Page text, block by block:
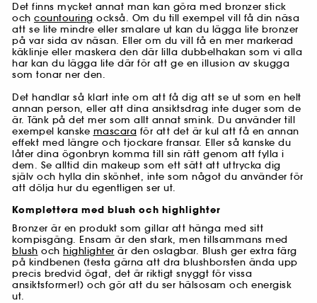
Det finns mycket annat man kan göra med bronzer stick
och countouring också. Om du till exempel vill få din näsa
att se lite mindre eller smalare ut kan du lägga lite bronzer
på var sida av näsan. Eller om du vill få en mer markerad
käklinje eller maskera den där lilla dubbelhakan som vi alla
har kan du lägga lite där för att ge en illusion av skugga
som tonar ner den.
Det handlar så klart inte om att få dig att se ut som en helt
annan person, eller att dina ansiktsdrag inte duger som de
är. Tänk på det mer som allt annat smink. Du använder till
exempel kanske mascara för att det är kul att få en annan
effekt med längre och tjockare fransar. Eller så kanske du
låter dina ögonbryn komma till sin rätt genom att fylla i
dem. Se alltid din makeup som ett sätt att uttrycka dig
själv och hylla din skönhet, inte som något du använder för
att dölja hur du egentligen ser ut.
Komplettera med blush och highlighter
Bronzer är en produkt som gillar att hänga med sitt
kompisgäng. Ensam är den stark, men tillsammans med
blush och highlighter är den oslagbar. Blush ger extra färg
på kindbenen (testa gärna att dra blushborsten ända upp
precis bredvid ögat, det är riktigt snyggt för vissa
ansiktsformer!) och gör att du ser hälsosam och energisk
ut.